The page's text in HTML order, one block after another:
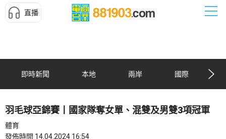
直播
即時新聞 本地 兩岸 國際
羽毛球亞錦賽丨國家隊奪女單、混雙及男雙3項冠軍
體育
發佈時間 14.04.2024 16:54